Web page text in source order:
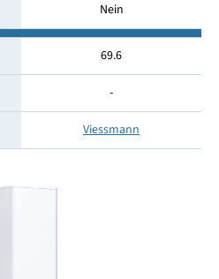
Nein
69.6
-
Viessmann